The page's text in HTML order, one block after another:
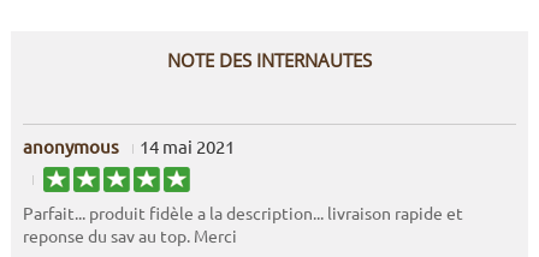
NOTE DES INTERNAUTES
anonymous 14 mai 2021
Parfait... produit fidèle a la description... livraison rapide et
reponse du sav au top. Merci